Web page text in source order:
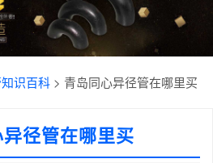
识百科 > 青岛同心异径管在哪里买
径管在哪里买